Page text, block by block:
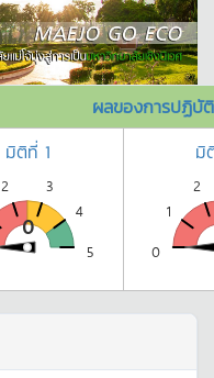
ผลของการปฏิบั
มิติที่ 1
2
3
4
5
0
มิ
0
1
2